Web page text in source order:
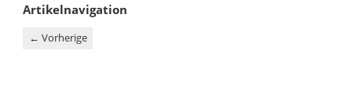
Artikelnavigation
← Vorherige